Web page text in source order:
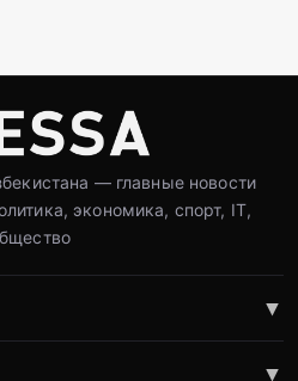
— главные новости
экономика, спорт, IT,